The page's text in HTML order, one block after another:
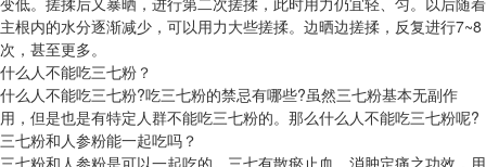
主根内的水分逐渐减少，可以用力大些搓揉。边晒边搓揉，反复进行7~8
次，甚至更多。
什么人不能吃三七粉？
什么人不能吃三七粉?吃三七粉的禁忌有哪些?虽然三七粉基本无副作
用，但是也是有特定人群不能吃三七粉的。那么什么人不能吃三七粉呢?
三七粉和人参粉能一起吃吗？
三七粉和人参粉是可以一起吃的。三七有散瘀止血、消肿定痛之功效，用